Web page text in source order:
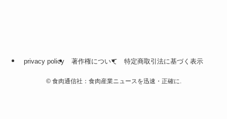
privacy policy 著作権について 特定商取引法に基づく表示
©食肉通信社：食肉産業ニュースを迅速・正確に.